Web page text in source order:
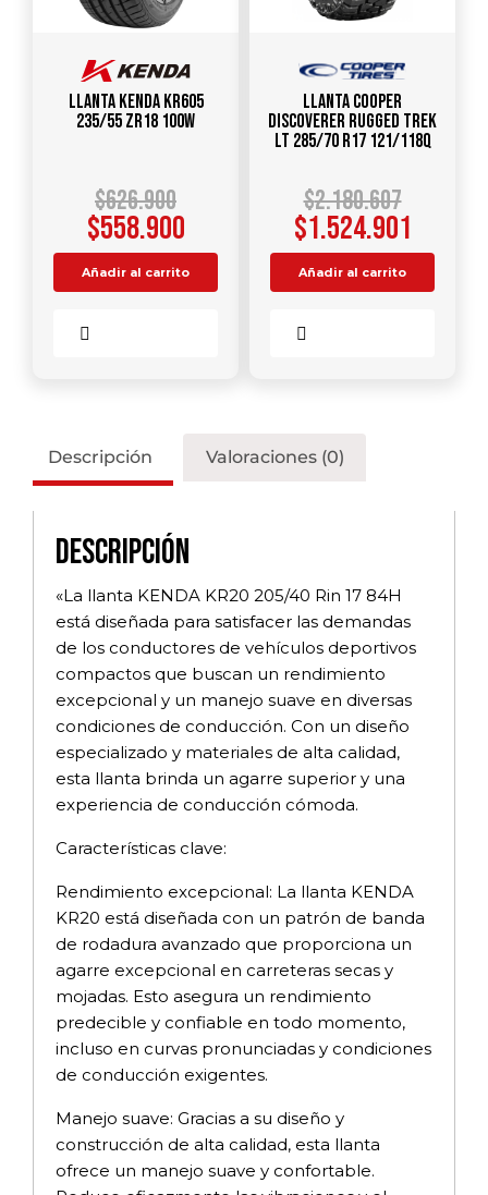
Llanta KENDA KR605
235/55 ZR18 100W
$626.900
$558.900
Añadir al carrito
Llanta COOPER
DISCOVERER RUGGED TREK
LT 285/70 R17 121/118Q
$2.180.607
$1.524.901
Añadir al carrito
Descripción Valoraciones (0)
Descripción
«La llanta KENDA KR20 205/40 Rin 17 84H
está diseñada para satisfacer las demandas
de los conductores de vehículos deportivos
compactos que buscan un rendimiento
excepcional y un manejo suave en diversas
condiciones de conducción. Con un diseño
especializado y materiales de alta calidad,
esta llanta brinda un agarre superior y una
experiencia de conducción cómoda.
Características clave:
Rendimiento excepcional: La llanta KENDA
KR20 está diseñada con un patrón de banda
de rodadura avanzado que proporciona un
agarre excepcional en carreteras secas y
mojadas. Esto asegura un rendimiento
predecible y confiable en todo momento,
incluso en curvas pronunciadas y condiciones
de conducción exigentes.
Manejo suave: Gracias a su diseño y
construcción de alta calidad, esta llanta
ofrece un manejo suave y confortable.